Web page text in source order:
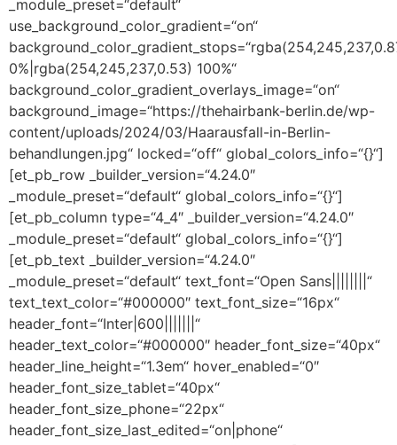
_module_preset=“default“
use_background_color_gradient=“on“
0%|rgba(254,245,237,0.53) 100%“
background_color_gradient_overlays_image=“on“
background_image=“https://thehairbank-berlin.de/wp-
content/uploads/2024/03/Haarausfall-in-Berlin-
behandlungen.jpg“ locked=“off“ global_colors_info=“{}“]
[et_pb_row _builder_version=“4.24.0″
_module_preset=“default“ global_colors_info=“{}“]
[et_pb_column type=“4_4″ _builder_version=“4.24.0″
_module_preset=“default“ global_colors_info=“{}“]
[et_pb_text _builder_version=“4.24.0″
_module_preset=“default“ text_font=“Open Sans||||||||“
text_text_color=“#000000″ text_font_size=“16px“
header_font=“Inter|600|||||||“
header_text_color=“#000000″ header_font_size=“40px“
header_line_height=“1.3em“ hover_enabled=“0″
header_font_size_tablet=“40px“
header_font_size_phone=“22px“
header_font_size_last_edited=“on|phone“